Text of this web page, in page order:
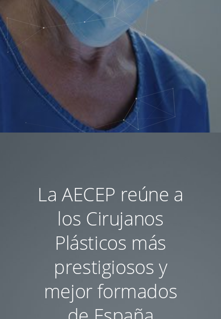
La AECEP reúne a
los Cirujanos
Plásticos más
prestigiosos y
mejor formados